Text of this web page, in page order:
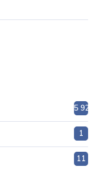
5 920
1
11